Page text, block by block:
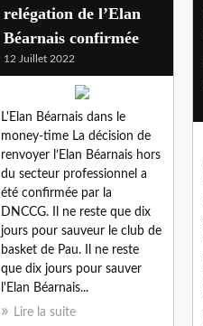
relégation de l’Elan
Béarnais confirmée
12 Juillet 2022
L'Elan Béarnais dans le
money-time La décision de
renvoyer l’Elan Béarnais hors
du secteur professionnel a
été confirmée par la
DNCCG. Il ne reste que dix
jours pour sauveur le club de
basket de Pau. Il ne reste
que dix jours pour sauver
l'Elan Béarnais...
Lire la suite